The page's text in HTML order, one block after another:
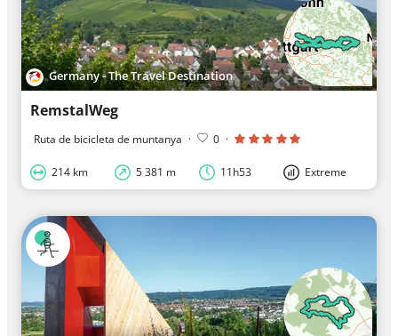
Germany - The Travel Destination
RemstalWeg
Ruta de bicicleta de muntanya · 0 ·
214 km 5 381 m 11h53 Extreme